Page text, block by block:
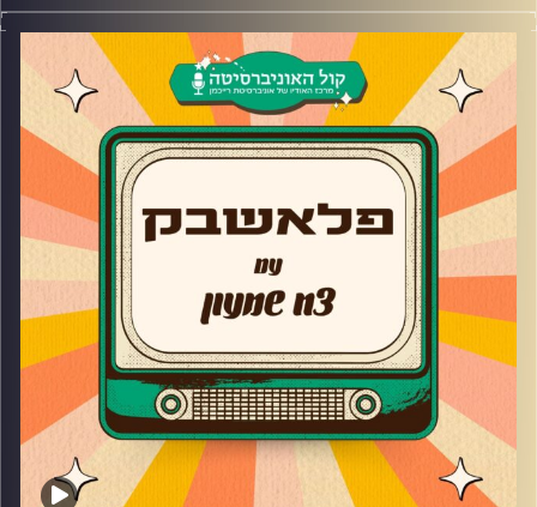
ליאור כהן מגיעה לאולפן פלאשבק!
השחקנית ומנהלת בית הספר למשחק מספרת על האודישן
ל״מה בכריש״, ההתפוצצות של גאליס, למה לא המשיכה לעונה
הרביעית. בנוסף, ליאור מספרת על ההצגה ״אלוף העולם״, איך
הגיע הרעיון להקים בית ספרר למשחק משלה ומה הטיפ הכי
חשוב שיש לה עבור שחקנים מתחילים.
קרדיט תמונות:AudioVersity